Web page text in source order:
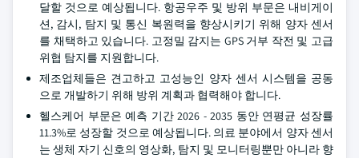
달할 것으로 예상됩니다. 항공우주 및 방위 부문은 내비게이
션, 감시, 탐지 및 통신 복원력을 향상시키기 위해 양자 센서
를 채택하고 있습니다. 고정밀 감지는 GPS 거부 작전 및 고급
위협 탐지를 지원합니다.
제조업체들은 견고하고 고성능인 양자 센서 시스템을 공동
으로 개발하기 위해 방위 계획과 협력해야 합니다.
헬스케어 부문은 예측 기간 2026 - 2035 동안 연평균 성장률
11.3%로 성장할 것으로 예상됩니다. 의료 분야에서 양자 센서
는 생체 자기 신호의 영상화, 탐지 및 모니터링뿐만 아니라 향